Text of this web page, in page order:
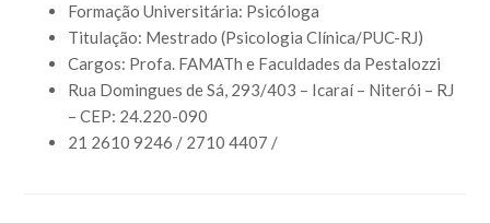
Formação Universitária: Psicóloga
Titulação: Mestrado (Psicologia Clínica/PUC-RJ)
Cargos: Profa. FAMATh e Faculdades da Pestalozzi
Rua Domingues de Sá, 293/403 – Icaraí – Niterói – RJ
– CEP: 24.220-090
21 2610 9246 / 2710 4407 /